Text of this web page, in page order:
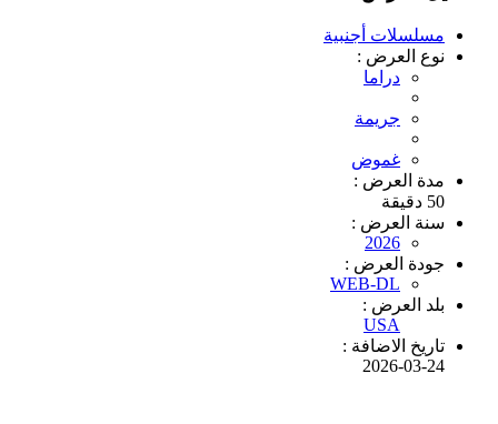
مسلسلات أجنبية
نوع العرض :
دراما
جريمة
غموض
مدة العرض :
50 دقيقة
سنة العرض :
2026
جودة العرض :
WEB-DL
بلد العرض :
USA
تاريخ الاضافة :
2026-03-24